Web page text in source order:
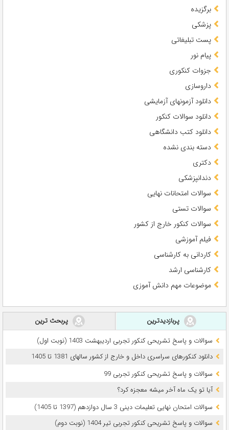
برگزیده
پزشکی
پست تبلیغاتی
پیام نور
جزوات کنکوری
داروسازی
دانلود آزمونهای آزمایشی
دانلود سوالات کنکور
دانلود کتب دانشگاهی
دسته بندی نشده
دکتری
دندانپزشکی
سوالات امتحانات نهایی
سوالات تستی
سوالات کنکور خارج از کشور
فیلم آموزشی
کاردانی به کارشناسی
کارشناسی ارشد
موضوعات مهم دانش آموزی
پربازدیدترین
پربحث ترین
سوالات و پاسخ تشریحی کنکور تجربی اردیبهشت 1403 (نوبت اول)
دانلود کنکورهای سراسری داخل و خارج از کشور سالهای 1381 تا 1405
سوالات و پاسخ تشریحی کنکور تجربی 99
آیا تو یک ماه آخر میشه معجزه کرد؟
سوالات امتحان نهایی تعلیمات دینی 3 سال دوازدهم (1397 تا 1405)
سوالات و پاسخ تشریحی کنکور تجربی تیر 1404 (نوبت دوم)